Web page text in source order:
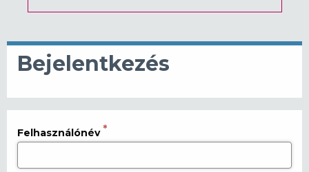
Bejelentkezés
Felhasználónév